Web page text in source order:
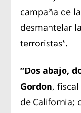
campaña de
desmantelar
terroristas”.
“Dos abajo,
Gordon,
de California;